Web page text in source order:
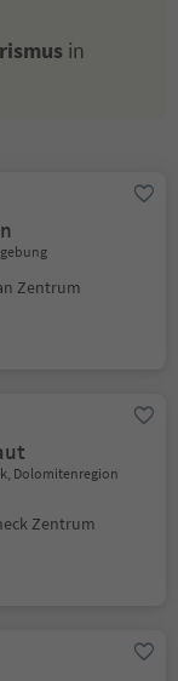
in
Zentrum
Dolomitenregion
Zentrum